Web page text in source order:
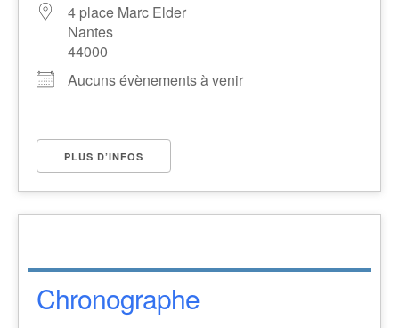
4 place Marc Elder
Nantes
44000
Aucuns évènements à venir
PLUS D’INFOS
Chronographe